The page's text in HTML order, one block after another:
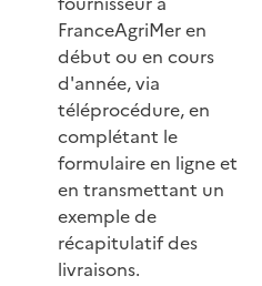
FranceAgriMer en
début ou en cours
d'année, via
téléprocédure, en
complétant le
formulaire en ligne et
en transmettant un
exemple de
récapitulatif des
livraisons.